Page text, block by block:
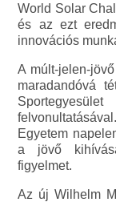
World Solar
és az ezt
innovációs
A múlt-jelen-
maradandóvá
Egyetem
a jövő
figyelmet.
Az új Wilhelm